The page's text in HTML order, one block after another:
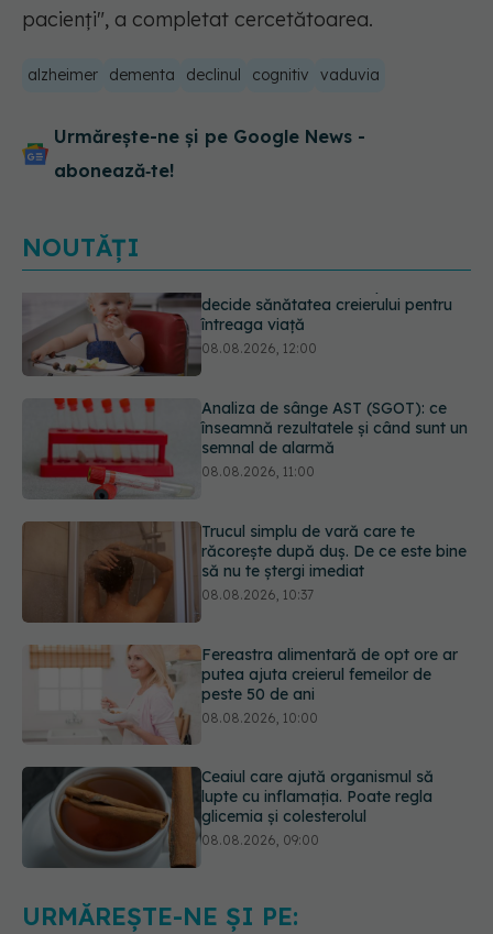
pacienți", a completat cercetătoarea.
alzheimer dementa declinul cognitiv vaduvia
Urmărește-ne și pe Google News -
abonează‑te!
NOUTĂȚI
Analiza de sânge AST (SGOT): ce
înseamnă rezultatele și când sunt un
Trucul simplu de vară care te
răcorește după duș. De ce este bine
Fereastra alimentară de opt ore ar
putea ajuta creierul femeilor de
Ceaiul care ajută organismul să
lupte cu inflamația. Poate regla
Primele 1.000 de zile ar putea
decide sănătatea creierului pentru
URMĂREȘTE-NE ȘI PE: